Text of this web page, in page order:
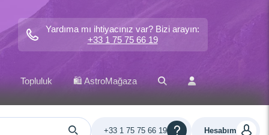
Yardıma mı ihtiyacınız var? Bizi arayın:
+33 1 75 75 66 19
Topluluk 🛍️ AstroMağaza
Hesabım
+33 1 75 75 66 19